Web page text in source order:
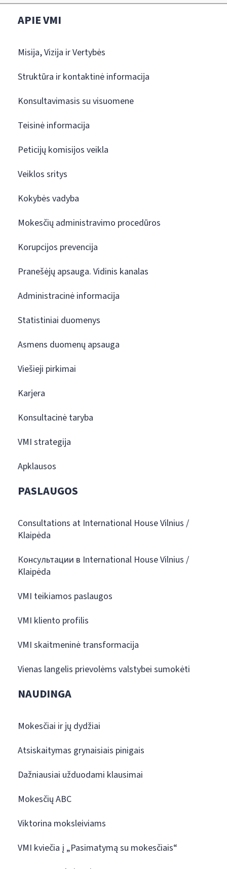
APIE VMI
Misija, Vizija ir Vertybės
Struktūra ir kontaktinė informacija
Konsultavimasis su visuomene
Teisinė informacija
Peticijų komisijos veikla
Veiklos sritys
Kokybės vadyba
Mokesčių administravimo procedūros
Korupcijos prevencija
Pranešėjų apsauga. Vidinis kanalas
Administracinė informacija
Statistiniai duomenys
Asmens duomenų apsauga
Viešieji pirkimai
Karjera
Konsultacinė taryba
VMI strategija
Apklausos
PASLAUGOS
Consultations at International House Vilnius /
Klaipėda
Консультации в International House Vilnius /
Klaipėda
VMI teikiamos paslaugos
VMI kliento profilis
VMI skaitmeninė transformacija
Vienas langelis prievolėms valstybei sumokėti
NAUDINGA
Mokesčiai ir jų dydžiai
Atsiskaitymas grynaisiais pinigais
Dažniausiai užduodami klausimai
Mokesčių ABC
Viktorina moksleiviams
VMI kviečia į „Pasimatymą su mokesčiais“